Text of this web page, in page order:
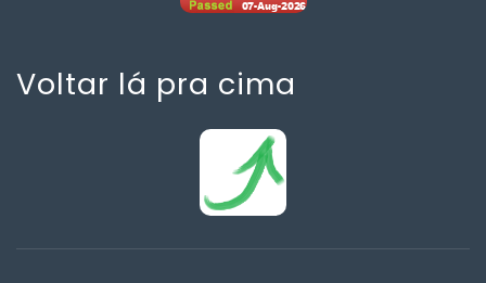
Voltar lá pra cima